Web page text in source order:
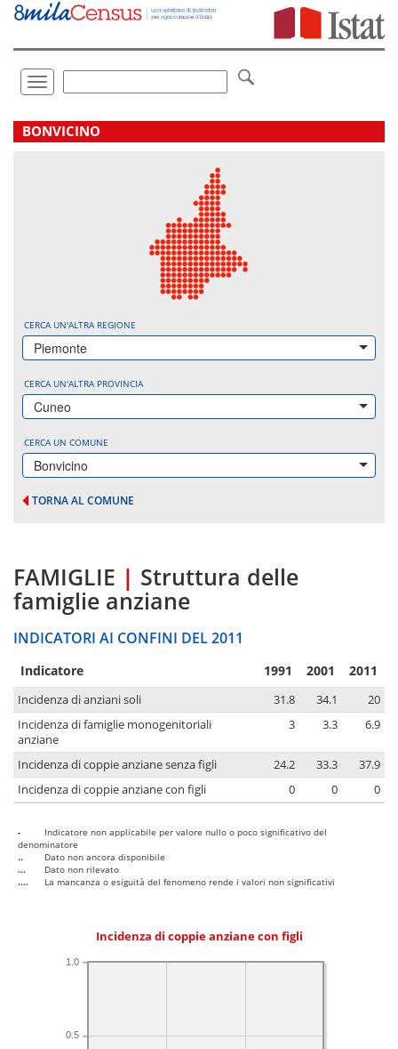
Vai
direttamente
Toggle
navigation
.
BONVICINO
CERCA UN'ALTRA REGIONE
Piemonte
CERCA UN'ALTRA PROVINCIA
Cuneo
CERCA UN COMUNE
Bonvicino
TORNA AL COMUNE
FAMIGLIE | Struttura delle
famiglie anziane
INDICATORI AI CONFINI DEL 2011
Indicatore 1991 2001 2011
Incidenza di anziani soli 31.8 34.1
20
Incidenza di famiglie monogenitoriali
anziane
3 3.3 6.9
Incidenza di coppie anziane senza figli 24.2 33.3
37.9
Incidenza di coppie anziane con figli
0 0 0
-
Indicatore non applicabile per valore nullo o poco significativo del
denominatore
..
Dato non ancora disponibile
...
Dato non rilevato
....
La mancanza o esiguità del fenomeno rende i valori non significativi
Incidenza di coppie anziane con figli
0.5
1.0